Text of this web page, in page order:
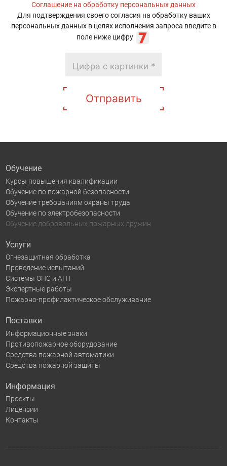
Соглашение на обработку персональных данных
Для подтверждения своего согласия на обработку ваших
персональных данных в целях исполнения запроса введите в
поле ниже цифру
Отправить
Обучение
Курсы повышения квалификации
Обучение по пожарной безопасности
Обучение требованиям охраны труда
Обучение по электробезопасности
Обучение добровольных пожарных дружин
Услуги
Огнезащитная обработка
Проведение испытаний
Системы ОПС и АПТ
Экспертные работы
Пожарно-профилактическое обслуживание
Поставки
Информационные знаки
Противопожарное оборудование
Средства пожарной автоматики
Средства пожарной защиты
Информация
Проекты
Лицензии
Контакты